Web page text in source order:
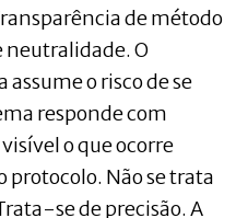
de método
neutralidade. O
o risco de se
responde com
o que ocorre
protocolo. Não se trata
se de precisão. A